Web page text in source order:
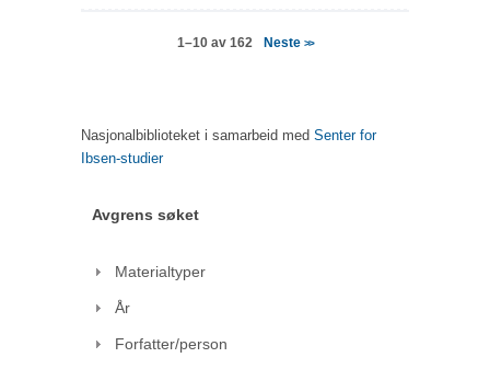
1–10 av 162 Neste >>
Nasjonalbiblioteket i samarbeid med Senter for
Ibsen-studier
Avgrens søket
Materialtyper
År
Forfatter/person